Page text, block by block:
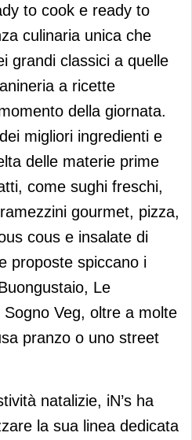
to cook e ready to
culinaria unica che
grandi classici a quelle
a ricette
della giornata.
migliori ingredienti e
delle materie prime
come sughi freschi,
gourmet, pizza,
cous e insalate di
proposte spiccano i
Le
Veg, oltre a molte
pranzo o uno street
natalizie, iN’s ha
la sua linea dedicata